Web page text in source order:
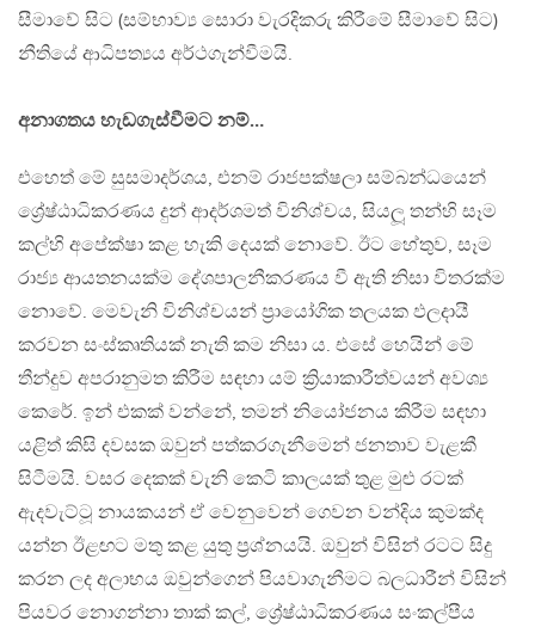
සීමාවේ සිට (සම්භාව්‍ය සොරා වැරදිකරු කිරීමේ සීමාවේ සිට)
නීතියේ ආධිපත්‍යය අර්ථගැන්වීමයි.
අනාගතය හැඩගැස්වීමට නම්…
එහෙත් මේ සුසමාදර්ශය, එනම් රාජපක්ෂලා සම්බන්ධයෙන්
ශ්‍රේෂ්ඨාධිකරණය දුන් ආදර්ශමත් විනිශ්චය, සියලූ තන්හි සෑම
කල්හි අපේක්ෂා කළ හැකි දෙයක් නොවේ. ඊට හේතුව, සෑම
රාජ්‍ය ආයතනයක්ම දේශපාලනීකරණය වී ඇති නිසා විතරක්ම
නොවේ. මෙවැනි විනිශ්චයන් ප්‍රායෝගික තලයක ඵලදායී
කරවන සංස්කෘතියක් නැති කම නිසා ය. එසේ හෙයින් මේ
තීන්දුව අපරානුමත කිරීම සඳහා යම් ක්‍රියාකාරීත්වයන් අවශ්‍ය
කෙරේ. ඉන් එකක් වන්නේ, තමන් නියෝජනය කිරීම සඳහා
යළිත් කිසි දවසක ඔවුන් පත්කරගැනීමෙන් ජනතාව වැළකී
සිටීමයි. වසර දෙකක් වැනි කෙටි කාලයක් තුළ මුළු රටක්
ඇදවැට්ටූ නායකයන් ඒ වෙනුවෙන් ගෙවන වන්දිය කුමක්ද
යන්න ඊළඟට මතු කළ යුතු ප්‍රශ්නයයි. ඔවුන් විසින් රටට සිදු
කරන ලද අලාභය ඔවුන්ගෙන් පියවාගැනීමට බලධාරීන් විසින්
පියවර නොගන්නා තාක් කල්, ශ්‍රේෂ්ඨාධිකරණය සංකල්පීය